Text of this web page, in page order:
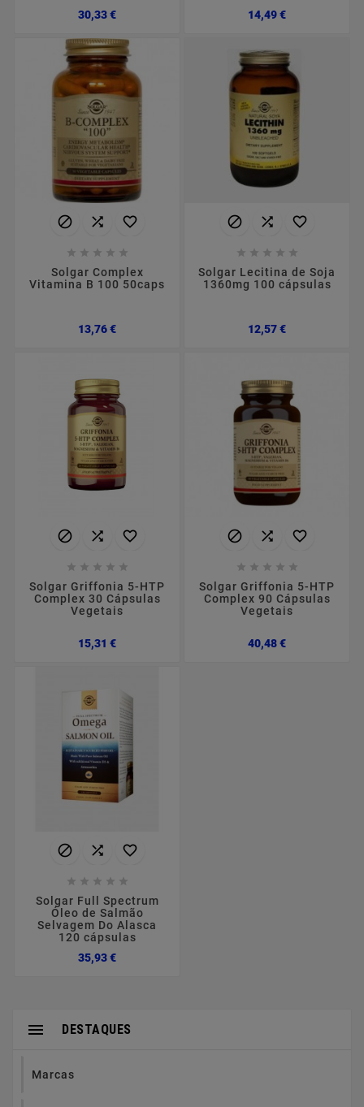
30,33 €Preço 14,49 €Preço
  
    
Solgar Complex
Vitamina B 100 50caps
13,76 €Preço
  
    
Solgar Lecitina de Soja
1360mg 100 cápsulas
12,57 €Preço
  
    
Solgar Griffonia 5-HTP
Complex 30 Cápsulas
Vegetais
15,31 €Preço
  
    
Solgar Griffonia 5-HTP
Complex 90 Cápsulas
Vegetais
40,48 €Preço
  
    
Solgar Full Spectrum
Óleo de Salmão
Selvagem Do Alasca
120 cápsulas
35,93 €Preço
DESTAQUES

Marcas